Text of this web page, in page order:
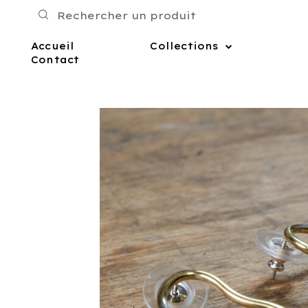
Accueil Collections
Contact